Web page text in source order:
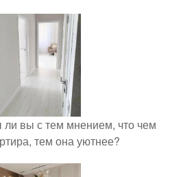
вы с тем мнением, что чем
тем она уютнее?